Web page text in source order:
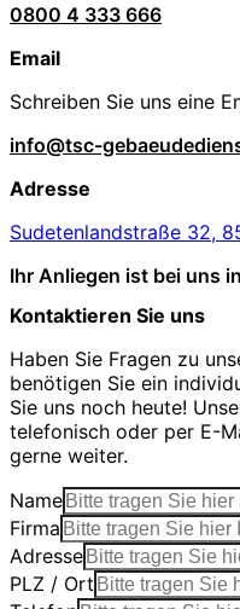
0800 4 333 666
Email
Schreiben Sie uns eine
info@tsc-
Adresse
Sudetenlandstraße 32,
Ihr Anliegen ist bei uns
Kontaktieren Sie uns
Haben Sie Fragen zu
benötigen Sie ein
Sie uns noch heute!
telefonisch oder per E-
gerne weiter.
Name
Firma
Adresse
PLZ / Ort